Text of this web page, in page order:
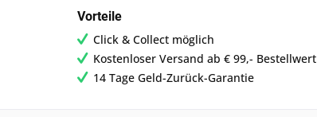
Vorteile
Click & Collect möglich
Kostenloser Versand ab € 99,- Bestellwert
14 Tage Geld-Zurück-Garantie